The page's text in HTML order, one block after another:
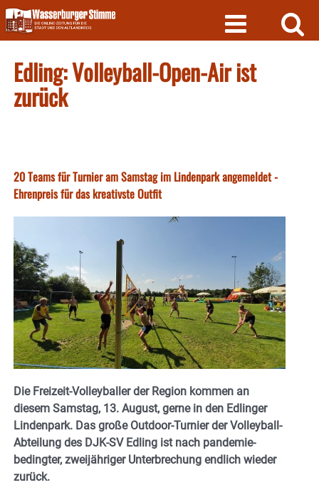
Skip
to
content
Edling: Volleyball-Open-Air ist
zurück
20 Teams für Turnier am Samstag im Lindenpark angemeldet -
Ehrenpreis für das kreativste Outfit
Die Freizeit-Volleyballer der Region kommen an
diesem Samstag, 13. August, gerne in den Edlinger
Lindenpark. Das große Outdoor-Turnier der Volleyball-
Abteilung des DJK-SV Edling ist nach pandemie-
bedingter, zweijähriger Unterbrechung endlich wieder
zurück.